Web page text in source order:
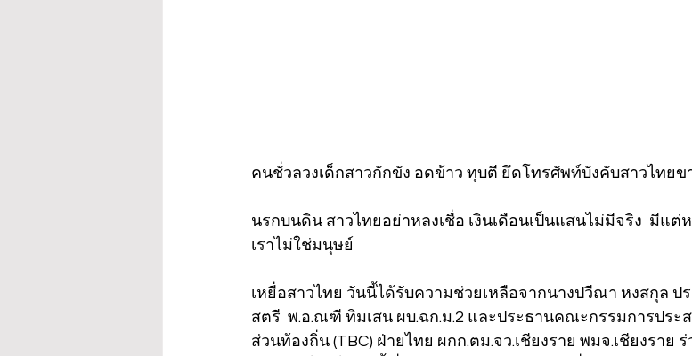
คนชั่วลวงเด็กสาวกักขัง อดข้าว ทุบตี ยึดโทรศัพท์บังคับสาวไทยขา
นรกบนดิน สาวไทยอย่าหลงเชื่อ เงินเดือนเป็นแสนไม่มีจริง  มีแต่
เราไม่ใช่มนุษย์
เหยื่อสาวไทย วันนี้ได้รับความช่วยเหลือจากนางปวีณา หงสกุล ป
สตรี  พ.อ.ณฑี ทิมเสน ผบ.ฉก.ม.2 และประธานคณะกรรมการประ
ส่วนท้องถิ่น (TBC) ฝ่ายไทย ผกก.ตม.จว.เชียงราย พมจ.เชียงราย